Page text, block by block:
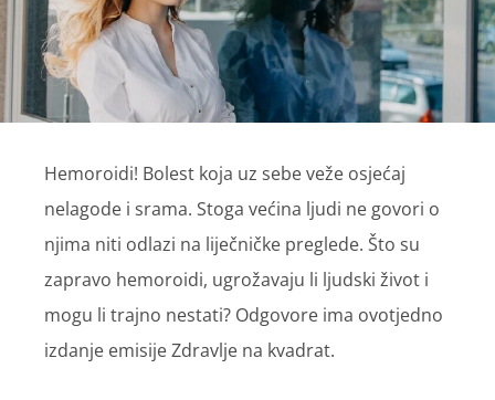
Hemoroidi! Bolest koja uz sebe veže osjećaj
nelagode i srama. Stoga većina ljudi ne govori o
njima niti odlazi na liječničke preglede. Što su
zapravo hemoroidi, ugrožavaju li ljudski život i
mogu li trajno nestati? Odgovore ima ovotjedno
izdanje emisije Zdravlje na kvadrat.